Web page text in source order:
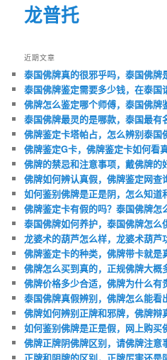
龙普托
近期文章
泰国佛牌真的很邪乎吗，泰国佛牌
泰国佛牌鉴定需要多少钱，在泰国
佛牌怎么鉴定哪个师傅，泰国佛牌
泰国佛牌最灵的是哪款，泰国最有
佛牌鉴定卡塔帕占，怎么辨别泰国
佛牌鉴定G卡，佛牌鉴定卡如何看
佛牌的禁忌和注意事项，戴佛牌的
佛牌如何辨认真假，佛牌鉴定网查
如何鉴别佛牌是正是阴，怎么知道
佛牌鉴定卡有假的吗？泰国佛牌怎
泰国佛牌如何养护，泰国佛牌怎么
龙婆术的葫芦怎么样，龙婆术葫芦
佛牌鉴定卡的种类，佛牌带卡就是
佛牌怎么买到真的，正规佛牌大概
佛牌价格多少合适，佛牌为什么有
泰国佛牌真假辨别，佛牌怎么能看
佛牌如何辨别正牌和邪牌，佛牌辩
如何鉴别佛牌是正是假，网上购买
佛牌正牌阴佛牌区别，请佛牌注意
正牌和阴牌的区别，正牌厉害还是